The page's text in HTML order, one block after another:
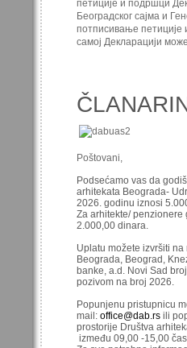
петиције и подршци
Београдског сајма и
потписивање
самој Декларацији
Poštovani,
Podsećamo vas da
arhitekata Beograda-
2026. godinu iznosi
Za arhitekte/
2.000,00 dinara.
Uplatu možete izvršiti
Beograda, Beograd,
banke, a.d. Novi Sad
pozivom na broj 2026.
Popunjenu pristupnicu
mail: office@dab.rs ili
prostorije Društva
između 09,00 -15,00